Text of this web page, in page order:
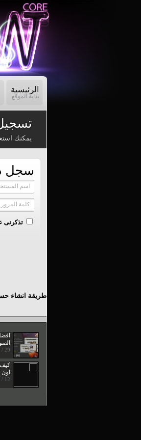
الرئيسية
بداية الموقع
يمكنك
سجل
اسم
كلمة المرور
تذكرنى
طريقة انشاء
29 / يناير / 2015 الساعة 13:43
كيف
اون
12 / أكتوبر / 2021 الساعة 12:25